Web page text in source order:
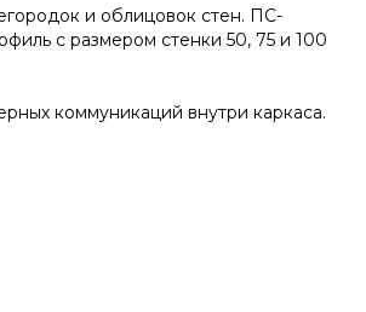
и облицовок стен. ПС-
с размером стенки 50, 75 и 100
коммуникаций внутри каркаса.